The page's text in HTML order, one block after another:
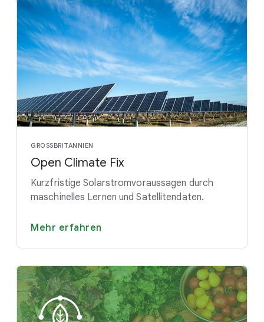
GROSSBRITANNIEN
Open Climate Fix
Kurzfristige Solarstromvoraussagen durch
maschinelles Lernen und Satellitendaten.
Mehr erfahren